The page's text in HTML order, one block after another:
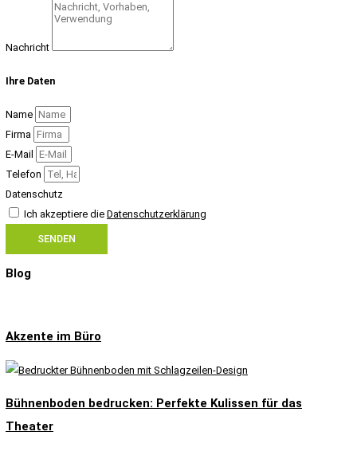
Nachricht
Ihre Daten
Name
Firma
E-Mail
Telefon
Datenschutz
Ich akzeptiere die Datenschutzerklärung
SENDEN
Blog
Akzente im Büro
Bühnenboden bedrucken: Perfekte Kulissen für das
Theater